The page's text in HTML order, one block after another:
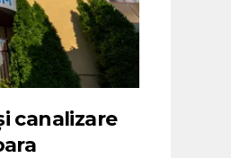
canalizare